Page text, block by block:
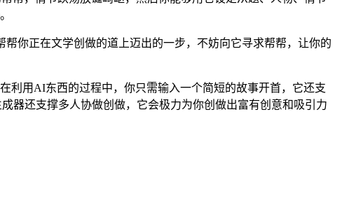
你正在文学创做的道上迈出的一步，不妨向它寻求帮帮，让你的
用AI东西的过程中，你只需输入一个简短的故事开首，它还支
器还支撑多人协做创做，它会极力为你创做出富有创意和吸引力